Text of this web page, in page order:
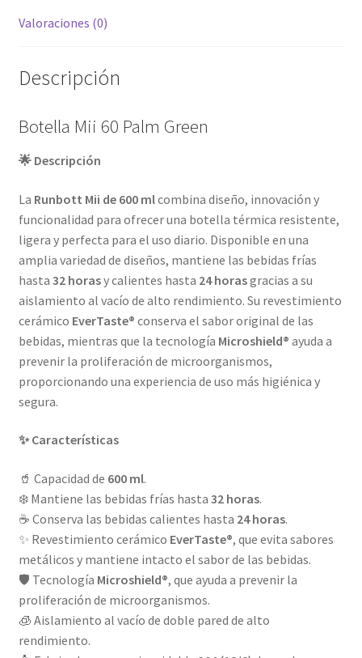
Valoraciones (0)
Descripción
Botella Mii 60 Palm Green
🌟 Descripción
La Runbott Mii de 600 mlcombina diseño, innovación y
funcionalidad para ofrecer una botella térmica resistente,
ligera y perfecta para el uso diario. Disponible en una
amplia variedad de diseños, mantiene las bebidas frías
hasta 32 horasy calientes hasta 24 horasgracias a su
aislamiento al vacío de alto rendimiento. Su revestimiento
cerámico EverTaste® conserva el sabor original de las
bebidas, mientras que la tecnología Microshield® ayuda a
prevenir la proliferación de microorganismos,
proporcionando una experiencia de uso más higiénica y
segura.
✨ Características
🥤 Capacidad de 600 ml.
❄️ Mantiene las bebidas frías hasta 32 horas.
☕ Conserva las bebidas calientes hasta 24 horas.
✨ Revestimiento cerámico EverTaste®, que evita sabores
metálicos y mantiene intacto el sabor de las bebidas.
🛡️ Tecnología Microshield®, que ayuda a prevenir la
proliferación de microorganismos.
🧊 Aislamiento al vacío de doble pared de alto
rendimiento.